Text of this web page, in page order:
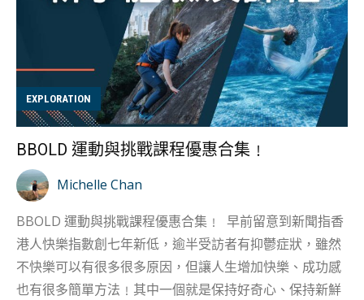
EXPLORATION
BBOLD 運動與挑戰課程優惠合集﹗
Michelle Chan
BBOLD 運動與挑戰課程優惠合集﹗ 早前留意到新聞指香
港人快樂指數創七年新低，逾半受訪者有抑鬱症狀，雖然
不快樂可以有很多很多原因，但讓人生增加快樂、成功感
也有很多簡單方法﹗其中一個就是保持好奇心、保持新鮮